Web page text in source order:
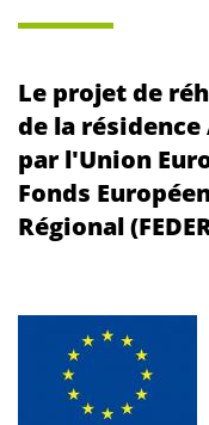
Le projet de
de la
par l'Union
Fonds
Régional